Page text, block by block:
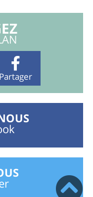
Partager